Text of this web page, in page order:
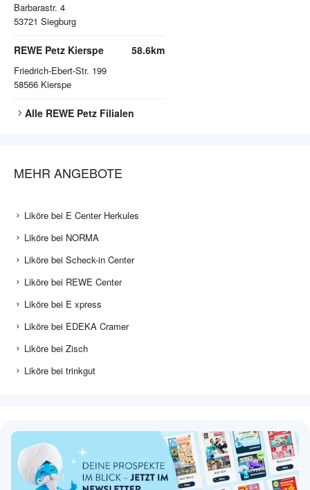
Barbarastr. 4
53721 Siegburg
REWE Petz Kierspe
Friedrich-Ebert-Str. 199
58566 Kierspe
58.6km
Alle REWE Petz Filialen
MEHR ANGEBOTE
Liköre bei E Center Herkules
Liköre bei NORMA
Liköre bei Scheck-in Center
Liköre bei REWE Center
Liköre bei E xpress
Liköre bei EDEKA Cramer
Liköre bei Zisch
Liköre bei trinkgut